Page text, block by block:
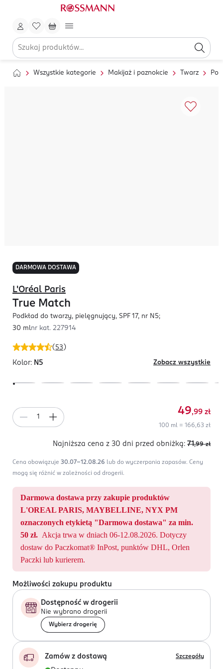
Wszystkie kategorie Makijaż i paznokcie Twarz
DARMOWA DOSTAWA
( 53 )
L'Oréal Paris
True Match
Podkład do twarzy, pielęgnujący, SPF 17, nr N5;
30 mlnr kat. 227914
Kolor: N5 Zobacz wszystkie
49,99 zł
100 ml = 166,63 zł
Najniższa cena z 30 dni przed obniżką: 71,99 zł
Cena obowiązuje 30.07-12.08.26 lub do wyczerpania zapasów. Ceny
mogą się różnić w zależności od drogerii.
Darmowa dostawa przy zakupie produktów
L'OREAL PARIS, MAYBELLINE, NYX PM
oznaczonych etykietą "Darmowa dostawa" za min.
50 zł. Akcja trwa w dniach 06-12.08.2026. Dotyczy
dostaw do Paczkomat® InPost, punktów DHL, Orlen
Paczki lub kurierem.
Możliwości zakupu produktu
Dostępność w drogerii
Nie wybrano drogerii
Wybierz drogerię
Zamów z dostawą Szczegóły